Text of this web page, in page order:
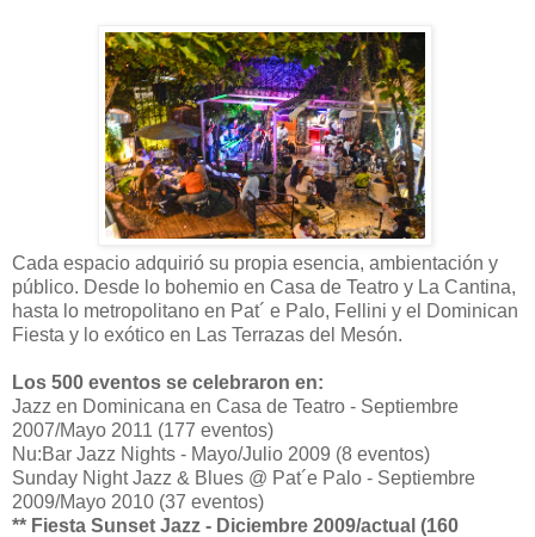
Cada espacio adquirió su propia esencia, ambientación y
público. Desde lo bohemio en Casa de Teatro y La Cantina,
hasta lo metropolitano en Pat´ e Palo, Fellini y el Dominican
Fiesta y lo exótico en Las Terrazas del Mesón.
Los 500 eventos se celebraron en:
Jazz en Dominicana en Casa de Teatro - Septiembre
2007/Mayo 2011 (177 eventos)
Nu:Bar Jazz Nights - Mayo/Julio 2009 (8 eventos)
Sunday Night Jazz & Blues @ Pat´e Palo - Septiembre
2009/Mayo 2010 (37 eventos)
** Fiesta Sunset Jazz - Diciembre 2009/actual (160